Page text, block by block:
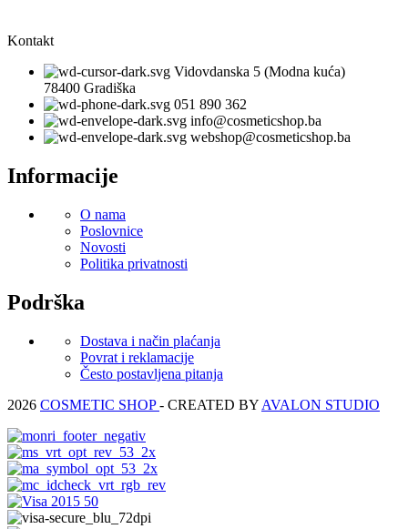
Kontakt
Vidovdanska 5 (Modna kuća)
78400 Gradiška
051 890 362
info@cosmeticshop.ba
webshop@cosmeticshop.ba
Informacije
O nama
Poslovnice
Novosti
Politika privatnosti
Podrška
Dostava i način plaćanja
Povrat i reklamacije
Često postavljena pitanja
2026 COSMETIC SHOP- CREATED BY AVALON STUDIO